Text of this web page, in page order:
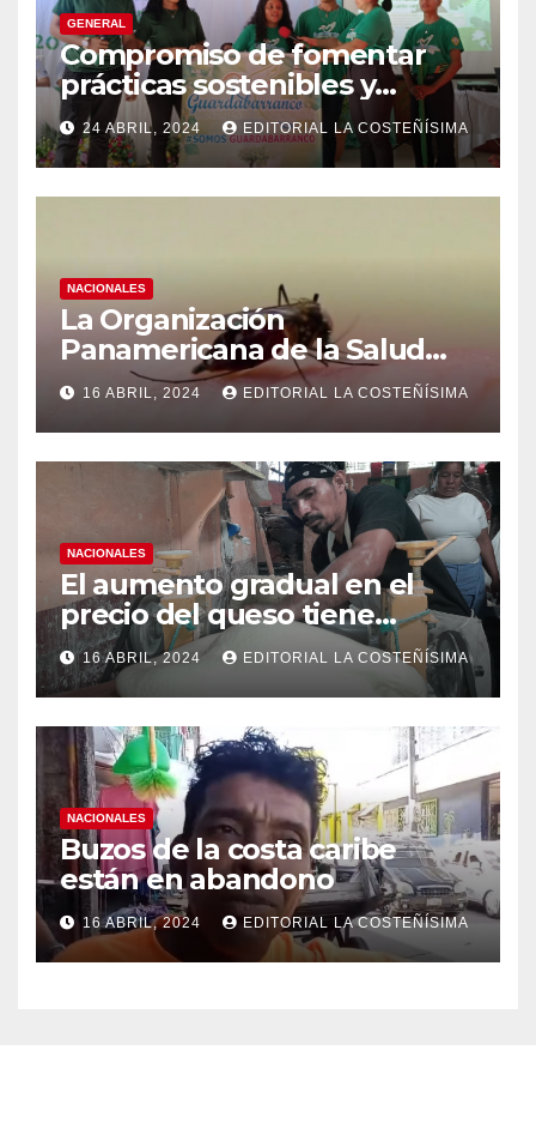
GENERAL
Compromiso de fomentar
prácticas sostenibles y
conciencia ecológica en las
instituciones educativas
24 ABRIL, 2024 EDITORIAL LA COSTEÑÍSIMA
NACIONALES
La Organización
Panamericana de la Salud
(OPS), recomienda reforzar
medidas ante el aumento de
casos de dengue
16 ABRIL, 2024 EDITORIAL LA COSTEÑÍSIMA
NACIONALES
El aumento gradual en el
precio del queso tiene
efectos a las Panaderias
16 ABRIL, 2024 EDITORIAL LA COSTEÑÍSIMA
NACIONALES
Buzos de la costa caribe
están en abandono
16 ABRIL, 2024 EDITORIAL LA COSTEÑÍSIMA